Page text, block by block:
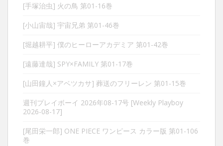
[手塚治虫] 火の鳥 第01-16巻
[小山宙哉] 宇宙兄弟 第01-46巻
[堀越耕平] 僕のヒーローアカデミア 第01-42巻
[遠藤達哉] SPY×FAMILY 第01-17巻
[山田鐘人×アベツカサ] 葬送のフリーレン 第01-15巻
週刊プレイボーイ 2026年08-17号 [Weekly Playboy
2026-08-17]
[尾田栄一郎] ONE PIECE ワンピース カラー版 第01-106
巻